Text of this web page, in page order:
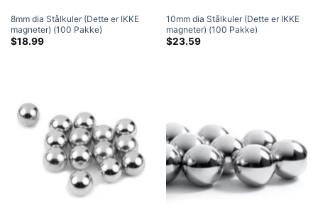
8mm dia Stålkuler (Dette er IKKE
magneter) (100 Pakke)
$18.99
10mm dia Stålkuler (Dette er IKKE
magneter) (100 Pakke)
$23.59